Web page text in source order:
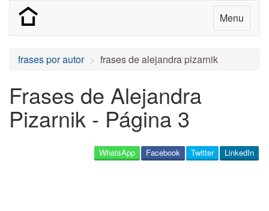
Menu
frases por autor frases de alejandra pizarnik
Frases de Alejandra
Pizarnik - Página 3
LinkedIn
Twitter
Facebook
WhatsApp